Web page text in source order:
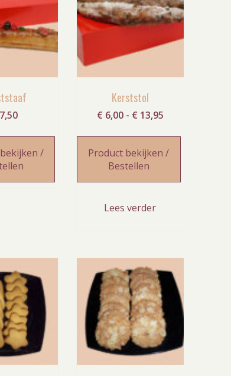
7,50
/
Kerststol
€ 6,00 - € 13,95Prijsklasse:
tot
€ 13,95
Product bekijken /
Bestellen
Lees verder